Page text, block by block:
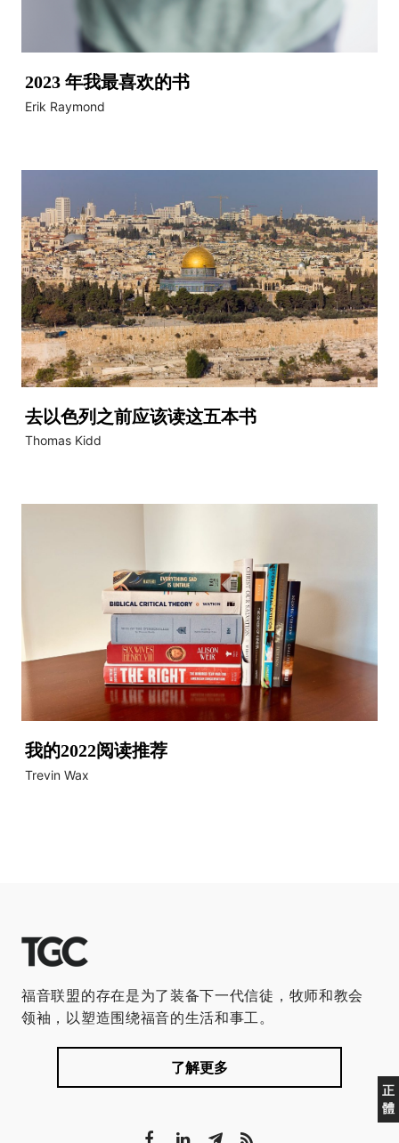
2023 年我最喜欢的书
Erik Raymond
去以色列之前应该读这五本书
Thomas Kidd
我的2022阅读推荐
Trevin Wax
正
體
福音联盟的存在是为了装备下一代信徒，牧师和教会
领袖，以塑造围绕福音的生活和事工。
了解更多